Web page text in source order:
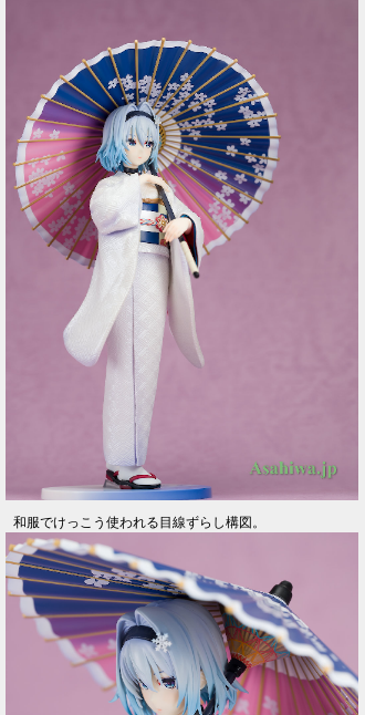
和服でけっこう使われる目線ずらし構図。